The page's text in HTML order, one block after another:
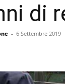
di
- 6 Settembre 2019